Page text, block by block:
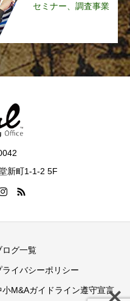
セミナー、調査事業
新町1-1-2 5F
ログ一覧
ライバシーポリシー
小M&Aガイドライン遵守宣言